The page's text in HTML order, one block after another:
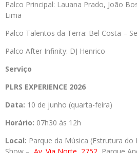
Palco Principal: Lauana Prado, João
Lima
Palco Talentos da Terra: Bel Costa –
Palco After Infinity: DJ Henrico
Serviço
PLRS EXPERIENCE 2026
Data: 10 de junho (quarta-feira)
Horário: 07h30 às 12h
Local: Parque da Música (Estrutura